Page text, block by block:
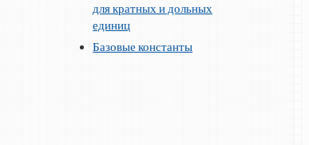
для кратных и дольных
единиц
Базовые константы